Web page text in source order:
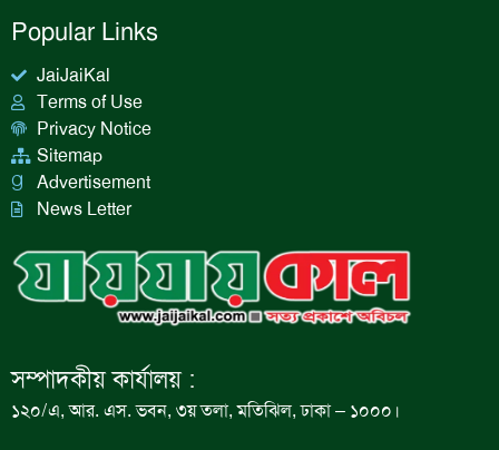
Popular Links
JaiJaiKal
Terms of Use
Privacy Notice
Sitemap
Advertisement
News Letter
সম্পাদকীয় কার্যালয় :
১২০/এ, আর. এস. ভবন, ৩য় তলা, মতিঝিল, ঢাকা – ১০০০।